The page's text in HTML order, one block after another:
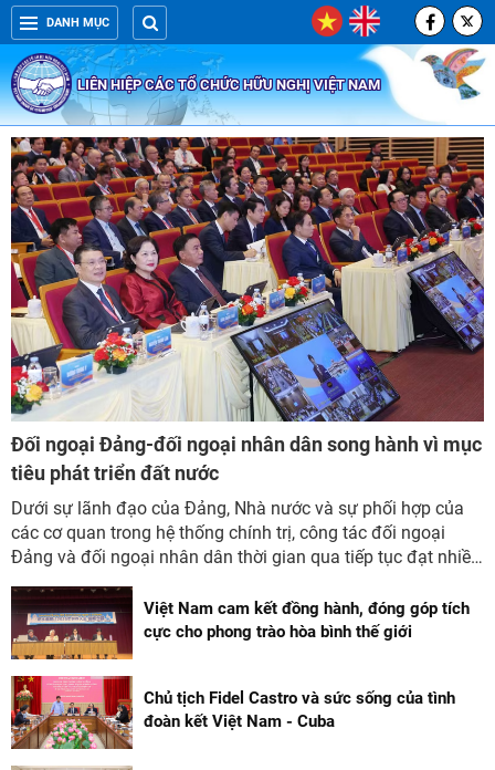
DANH MỤC
LIÊN HIỆP CÁC TỔ CHỨC HỮU NGHỊ VIỆT NAM
Đối ngoại Đảng-đối ngoại nhân dân song hành vì mục
tiêu phát triển đất nước
Dưới sự lãnh đạo của Đảng, Nhà nước và sự phối hợp của
các cơ quan trong hệ thống chính trị, công tác đối ngoại
Đảng và đối ngoại nhân dân thời gian qua tiếp tục đạt nhiều
Việt Nam cam kết đồng hành, đóng góp tích
cực cho phong trào hòa bình thế giới
Chủ tịch Fidel Castro và sức sống của tình
đoàn kết Việt Nam - Cuba